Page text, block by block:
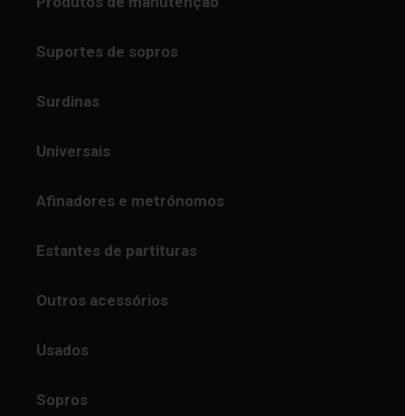
Suportes de sopros
Surdinas
Universais
Afinadores e metrónomos
Estantes de partituras
Outros acessórios
Usados
Sopros